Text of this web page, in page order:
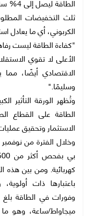
ثلث التخفيضات
الكربوني، أي ما يعادل
"كفاءة الطاقة ليست
الأعلى لا تقوي
الاقتصادي أيضًا،
وسليمًا."
وتُظهر الورقة التأثير
الطاقة على القطاع
الاستثمار وتحقيق
باعتبارها ذات
ميجاواط/ساعة، وهو